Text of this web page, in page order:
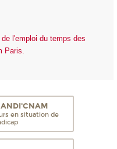
l'emploi du temps des
Paris.
en situation de